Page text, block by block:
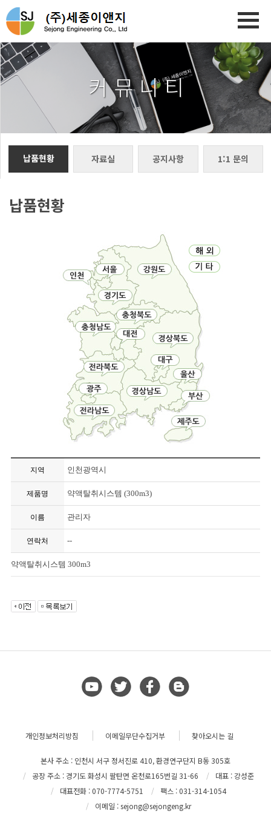
커 뮤 니 티
납품현황 자료실 공지사항 1:1 문의
납품현황
지역 인천광역시
제품명 약액탈취시스템 (300m3)
이름 관리자
연락처 --
약액탈취시스템 300m3
개인정보처리방침 이메일무단수집거부 찾아오시는 길
본사 주소 : 인천시 서구 정서진로 410, 환경연구단지 B동 305호
공장 주소 : 경기도 화성시 팔탄면 온천로165번길 31-66
대표 : 강성준
대표전화 : 070-7774-5751
팩스 : 031-314-1054
이메일 : sejong@sejongeng.kr